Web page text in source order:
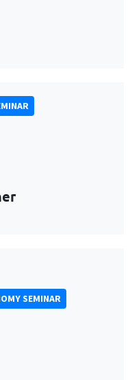
SEMINAR